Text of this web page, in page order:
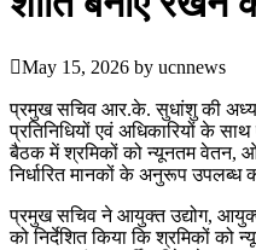
May 15, 2026 by ucnnews
प्रमुख सचिव आर.के. सुधांशु की
प्रतिनिधियों एवं अधिकारियों के
बैठक में श्रमिकों को न्यूनतम वेतन,
निर्धारित मानकों के अनुरूप उपलब्ध
प्रमुख सचिव ने आयुक्त उद्योग, आयुक्त
को निर्देशित किया कि श्रमिकों को